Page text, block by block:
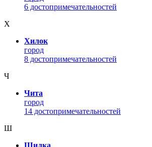
6 достопримечательностей
Х
Хилок
город
8 достопримечательностей
Ч
Чита
город
14 достопримечательностей
Ш
Шилка